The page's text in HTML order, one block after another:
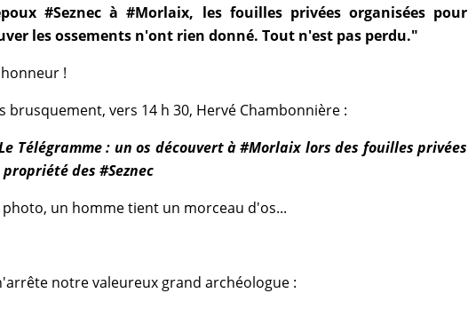
#Seznec à #Morlaix, les fouilles privées organisées pour
les ossements n'ont rien donné. Tout n'est pas perdu."
!
brusquement, vers 14 h 30, Hervé Chambonnière :
Télégramme : un os découvert à #Morlaix lors des fouilles privées
des #Seznec
photo, un homme tient un morceau d'os...
notre valeureux grand archéologue :